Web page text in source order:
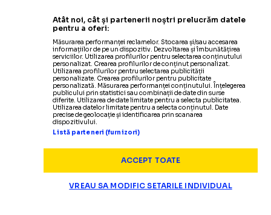
Atât noi, cât și partenerii noștri prelucrăm datele
pentru a oferi:
Măsurarea performanței reclamelor. Stocarea și/sau accesarea
informațiilor de pe un dispozitiv. Dezvoltarea și îmbunătățirea
serviciilor. Utilizarea profilurilor pentru selectarea conținutului
personalizat. Crearea profilurilor de conținut personalizat.
Utilizarea profilurilor pentru selectarea publicității
personalizate. Crearea profilurilor pentru publicitate
personalizată. Măsurarea performanței conținutului. Înțelegerea
publicului prin statistici sau combinații de date din surse
diferite. Utilizarea de date limitate pentru a selecta publicitatea.
Utilizarea datelor limitate pentru a selecta conținutul. Date
precise de geolocație și identificarea prin scanarea
dispozitivului.
Listă parteneri (furnizori)
ACCEPT TOATE
VREAU SA MODIFIC SETARILE INDIVIDUAL